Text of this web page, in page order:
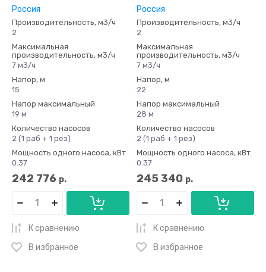
Россия
Производительность, м3/ч
2
Максимальная
производительность, м3/ч
7 м3/ч
Напор, м
15
Напор максимальный
19 м
Количество насосов
2 (1 раб + 1 рез)
Мощность одного насоса, кВт
0.37
242 776 р.
К сравнению
В избранное
Россия
Производительность, м3/ч
2
Максимальная
производительность, м3/ч
7 м3/ч
Напор, м
22
Напор максимальный
28 м
Количество насосов
2 (1 раб + 1 рез)
Мощность одного насоса, кВт
0.37
245 340 р.
К сравнению
В избранное